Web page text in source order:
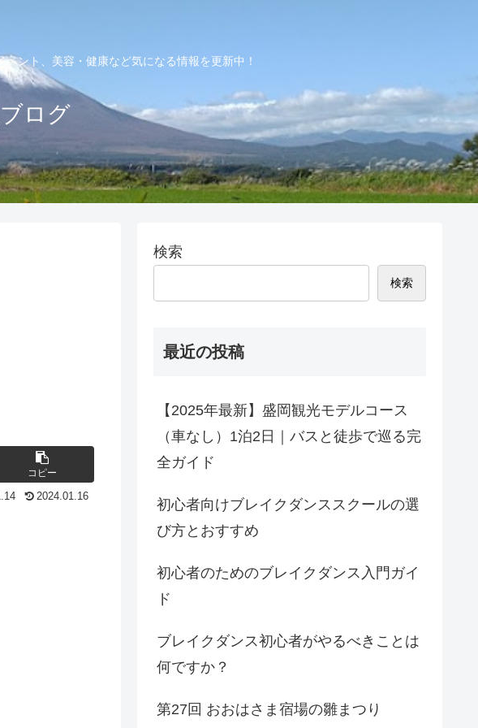
ント、美容・健康など気になる情報を更新中！
ログ
コピー
2024.01.16
検索
検索
最近の投稿
【2025年最新】盛岡観光モデルコース
（車なし）1泊2日｜バスと徒歩で巡る完
全ガイド
初心者向けブレイクダンススクールの選
び方とおすすめ
初心者のためのブレイクダンス入門ガイ
ド
ブレイクダンス初心者がやるべきことは
何ですか？
第27回 おおはさま宿場の雛まつり